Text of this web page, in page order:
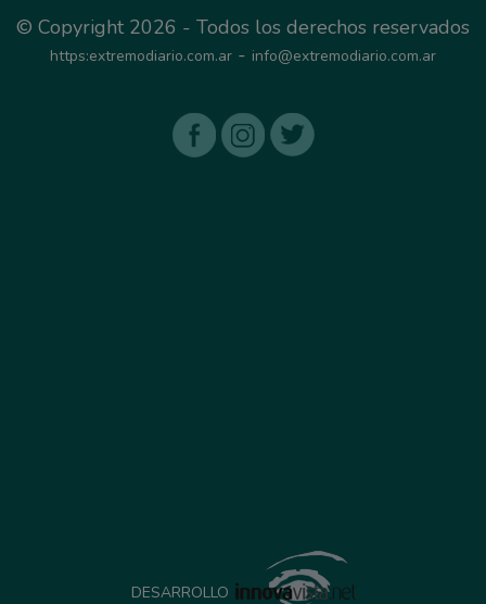
© Copyright 2026 - Todos los derechos reservados
https:extremodiario.com.ar - info@extremodiario.com.ar
DESARROLLO